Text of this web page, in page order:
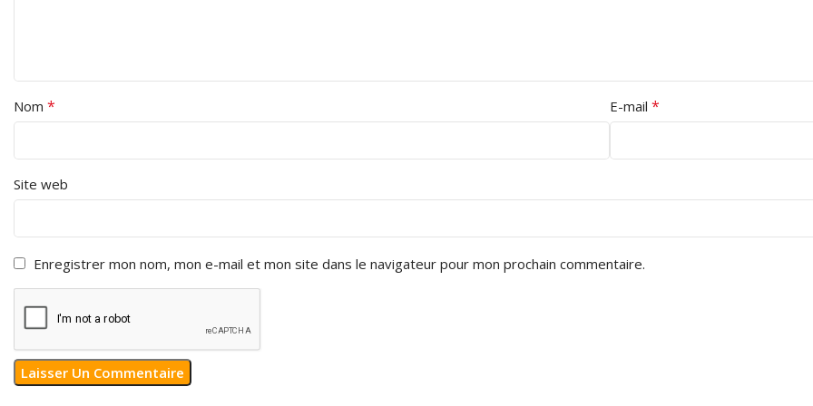
Nom * E-mail *
Site web
Enregistrer mon nom, mon e-mail et mon site dans le navigateur pour mon prochain commentaire.